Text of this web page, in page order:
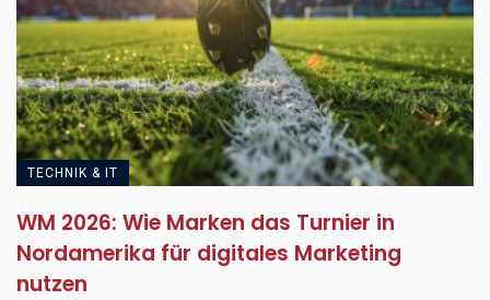
TECHNIK & IT
WM 2026: Wie Marken das Turnier in
Nordamerika für digitales Marketing
nutzen